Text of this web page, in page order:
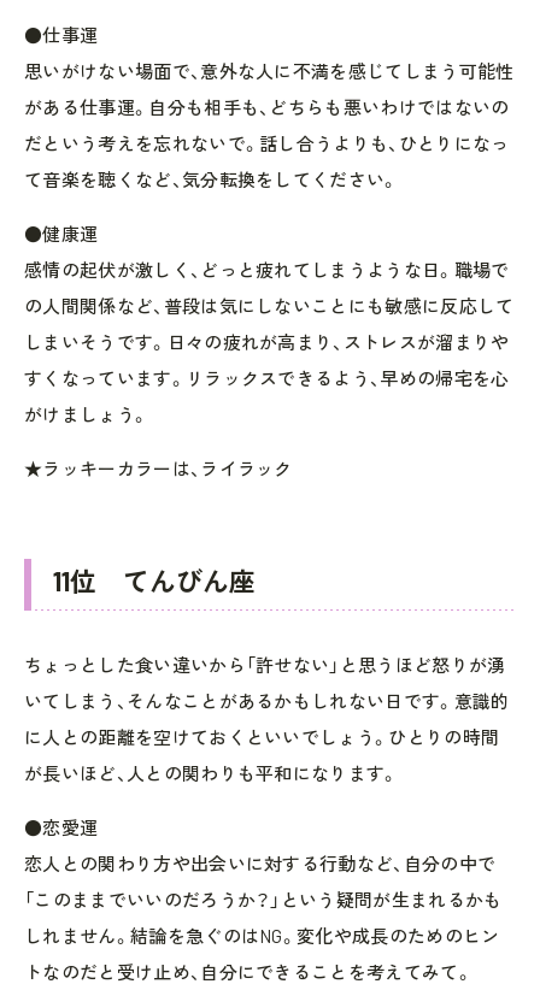
●仕事運
思いがけない場面で、意外な人に不満を感じてしまう可能性
がある仕事運。自分も相手も、どちらも悪いわけではないの
だという考えを忘れないで。話し合うよりも、ひとりになっ
て音楽を聴くなど、気分転換をしてください。
●健康運
感情の起伏が激しく、どっと疲れてしまうような日。職場で
の人間関係など、普段は気にしないことにも敏感に反応して
しまいそうです。日々の疲れが高まり、ストレスが溜まりや
すくなっています。リラックスできるよう、早めの帰宅を心
がけましょう。
★ラッキーカラーは、ライラック
11位 てんびん座
ちょっとした食い違いから「許せない」と思うほど怒りが湧
いてしまう、そんなことがあるかもしれない日です。意識的
に人との距離を空けておくといいでしょう。ひとりの時間
が長いほど、人との関わりも平和になります。
●恋愛運
恋人との関わり方や出会いに対する行動など、自分の中で
「このままでいいのだろうか？」という疑問が生まれるかも
しれません。結論を急ぐのはNG。変化や成長のためのヒン
トなのだと受け止め、自分にできることを考えてみて。